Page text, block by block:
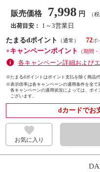
販売価格 7,998 円 （
出荷目安：
1～3営業日
たまるdポイント
（通常）
72
+キャンペーンポイント
（期間
各キャンペーン詳細および
※たまるdポイントはポイント支払を除く商品代
※表示倍率は各キャンペーンの適用条件を全て
各キャンペーンの適用状況によっては、ポ
ございます。
dカードでお
お気に入り